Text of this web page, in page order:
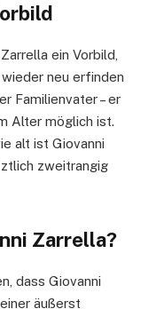
ein Vorbild,
neu erfinden
Familienvater – er
Alter möglich ist.
alt ist Giovanni
zweitrangig
Zarrella?
dass Giovanni
äußerst